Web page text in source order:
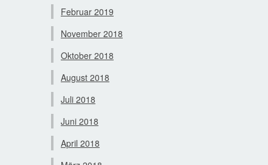
Februar 2019
November 2018
Oktober 2018
August 2018
Juli 2018
Juni 2018
April 2018